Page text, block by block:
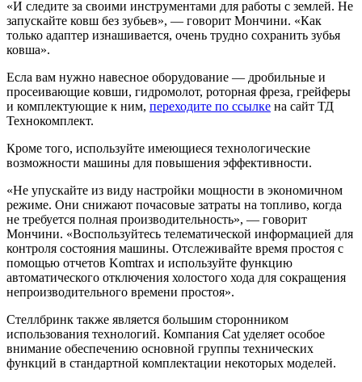
«И следите за своими инструментами для работы с землей. Не
запускайте ковш без зубьев», — говорит Мончини. «Как
только адаптер изнашивается, очень трудно сохранить зубья
ковша».
Есла вам нужно навесное оборудование — дробильные и
просеивающие ковши, гидромолот, роторная фреза, грейферы
и комплектующие к ним, переходите по ссылке на сайт ТД
Технокомплект.
Кроме того, используйте имеющиеся технологические
возможности машины для повышения эффективности.
«Не упускайте из виду настройки мощности в экономичном
режиме. Они снижают почасовые затраты на топливо, когда
не требуется полная производительность», — говорит
Мончини. «Воспользуйтесь телематической информацией для
контроля состояния машины. Отслеживайте время простоя с
помощью отчетов Komtrax и используйте функцию
автоматического отключения холостого хода для сокращения
непроизводительного времени простоя».
Стеллбринк также является большим сторонником
использования технологий. Компания Cat уделяет особое
внимание обеспечению основной группы технических
функций в стандартной комплектации некоторых моделей.